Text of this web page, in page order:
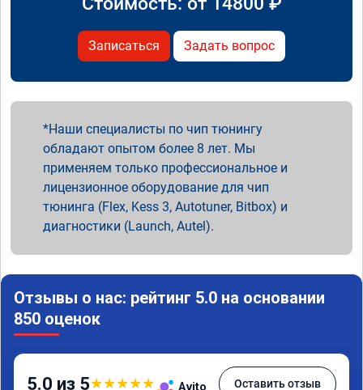
Записаться Задать вопрос
Наши специалисты по чип тюнингу
обладают опытом более 8 лет. Мы
применяем только профессиональное и
лицензионное оборудование для чип
тюнинга (Flex, Kess 3, Autotuner, Bitbox) и
диагностики (Launch, Autel).
Отзывы о нас: рейтинг 5.0 на основании
850 оценок
5.0 из 5★★★★★ Avito Оставить отзыв